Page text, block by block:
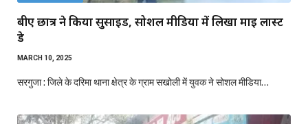
बीए छात्र ने किया सुसाइड, सोशल मीडिया में लिखा माइ लास्ट
डे
MARCH 10, 2025
सरगुजा : जिले के दरिमा थाना क्षेत्र के ग्राम सखोली में युवक ने सोशल मीडिया…